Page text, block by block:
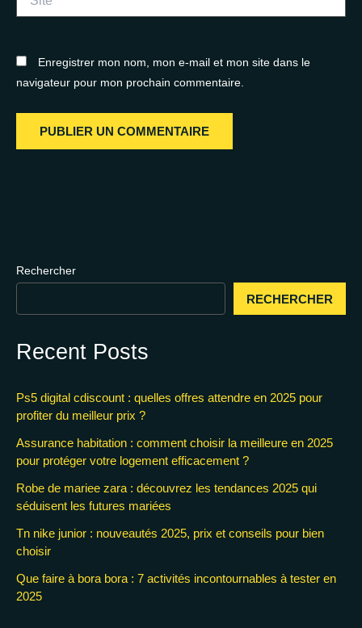
Enregistrer mon nom, mon e-mail et mon site dans le
navigateur pour mon prochain commentaire.
Rechercher
RECHERCHER
Recent Posts
Ps5 digital cdiscount : quelles offres attendre en 2025 pour
profiter du meilleur prix ?
Assurance habitation : comment choisir la meilleure en 2025
pour protéger votre logement efficacement ?
Robe de mariee zara : découvrez les tendances 2025 qui
séduisent les futures mariées
Tn nike junior : nouveautés 2025, prix et conseils pour bien
choisir
Que faire à bora bora : 7 activités incontournables à tester en
2025